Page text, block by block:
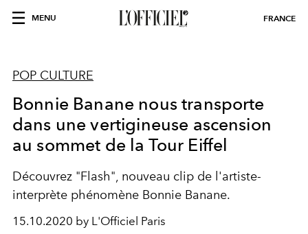
MENU FRANCE
POP CULTURE
Bonnie Banane nous transporte
dans une vertigineuse ascension
au sommet de la Tour Eiffel
Découvrez "Flash", nouveau clip de l'artiste-
interprète phénomène Bonnie Banane.
15.10.2020 by L'Officiel Paris